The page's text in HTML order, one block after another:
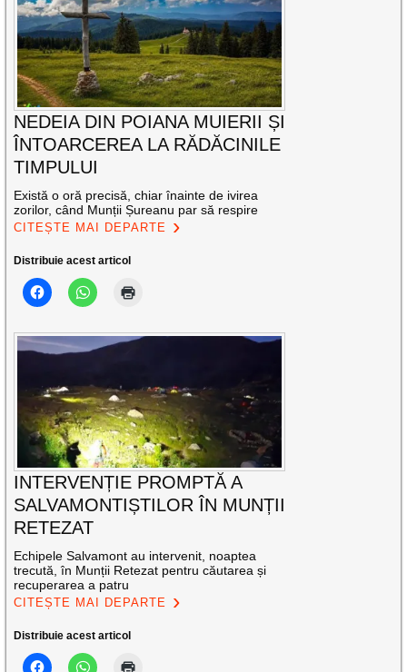
NEDEIA DIN POIANA MUIERII ȘI
ÎNTOARCEREA LA RĂDĂCINILE
TIMPULUI
Există o oră precisă, chiar înainte de ivirea
zorilor, când Munții Șureanu par să respire
CITEȘTE MAI DEPARTE
Distribuie acest articol
INTERVENȚIE PROMPTĂ A
SALVAMONTIȘTILOR ÎN MUNȚII
RETEZAT
Echipele Salvamont au intervenit, noaptea
trecută, în Munții Retezat pentru căutarea și
recuperarea a patru
CITEȘTE MAI DEPARTE
Distribuie acest articol